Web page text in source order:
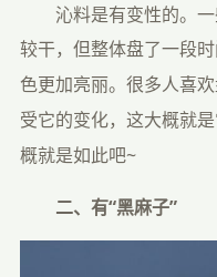
沁料是有变性的。一
较干，但整体盘了一段
色更加亮丽。很多人喜
受它的变化，这大概就
概就是如此吧~
二、有“黑麻子”